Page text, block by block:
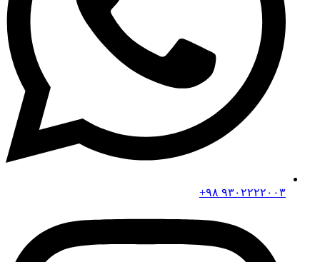
۹۳۰۲۲۲۲۰۰۳ ۹۸+